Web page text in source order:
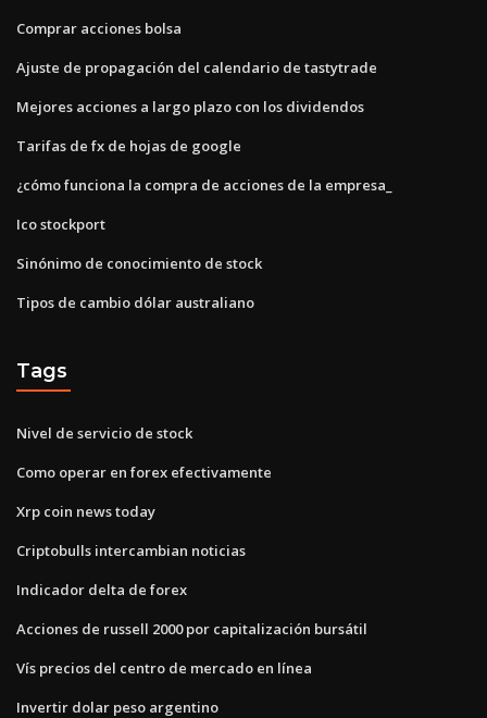
Comprar acciones bolsa
Ajuste de propagación del calendario de tastytrade
Mejores acciones a largo plazo con los dividendos
Tarifas de fx de hojas de google
¿cómo funciona la compra de acciones de la empresa_
Ico stockport
Sinónimo de conocimiento de stock
Tipos de cambio dólar australiano
Tags
Nivel de servicio de stock
Como operar en forex efectivamente
Xrp coin news today
Criptobulls intercambian noticias
Indicador delta de forex
Acciones de russell 2000 por capitalización bursátil
Vís precios del centro de mercado en línea
Invertir dolar peso argentino